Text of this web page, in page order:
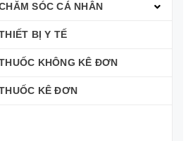
SÓC CÁ NHÂN
BỊ Y TẾ
KHÔNG KÊ ĐƠN
KÊ ĐƠN